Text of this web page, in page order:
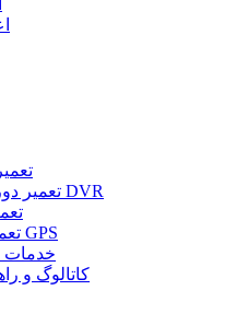
تعمیر دوربین مداربسته و DVR
تعمیر ردیاب خودرو GPS
کاتالوگ و